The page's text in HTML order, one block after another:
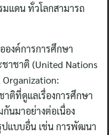
แดน ทั่วโลกสามารถ
องค์การการศึกษา
าชาติ (United Nations
าติที่ดูแลเรื่องการศึกษา
นมาอย่างต่อเนื่อง
ปแบบอื่น เช่น การพัฒนา